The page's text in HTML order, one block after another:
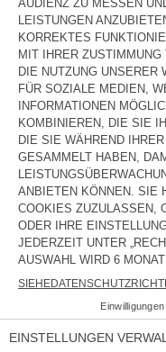
DAMENTOP FEOLY
75 €
52,50 €
HERREN-T-SHIRT GIXY
70 €
DAMENJACKE GREZBAY
160 €
112 €
HERRENHEMD UZATOWN
185 €
DAMENKLEID LYCAZ
55 € 38,50 €